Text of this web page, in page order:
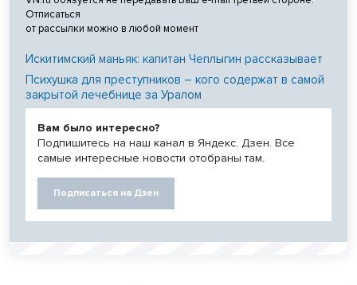
Отписаться
от рассылки можно в любой момент
Искитимский маньяк: капитан Чеплыгин рассказывает
Психушка для преступников – кого содержат в самой
закрытой лечебнице за Уралом
Вам было интересно?
Подпишитесь на наш канал в Яндекс. Дзен. Все
самые интересные новости отобраны там.
Подписаться на Дзен